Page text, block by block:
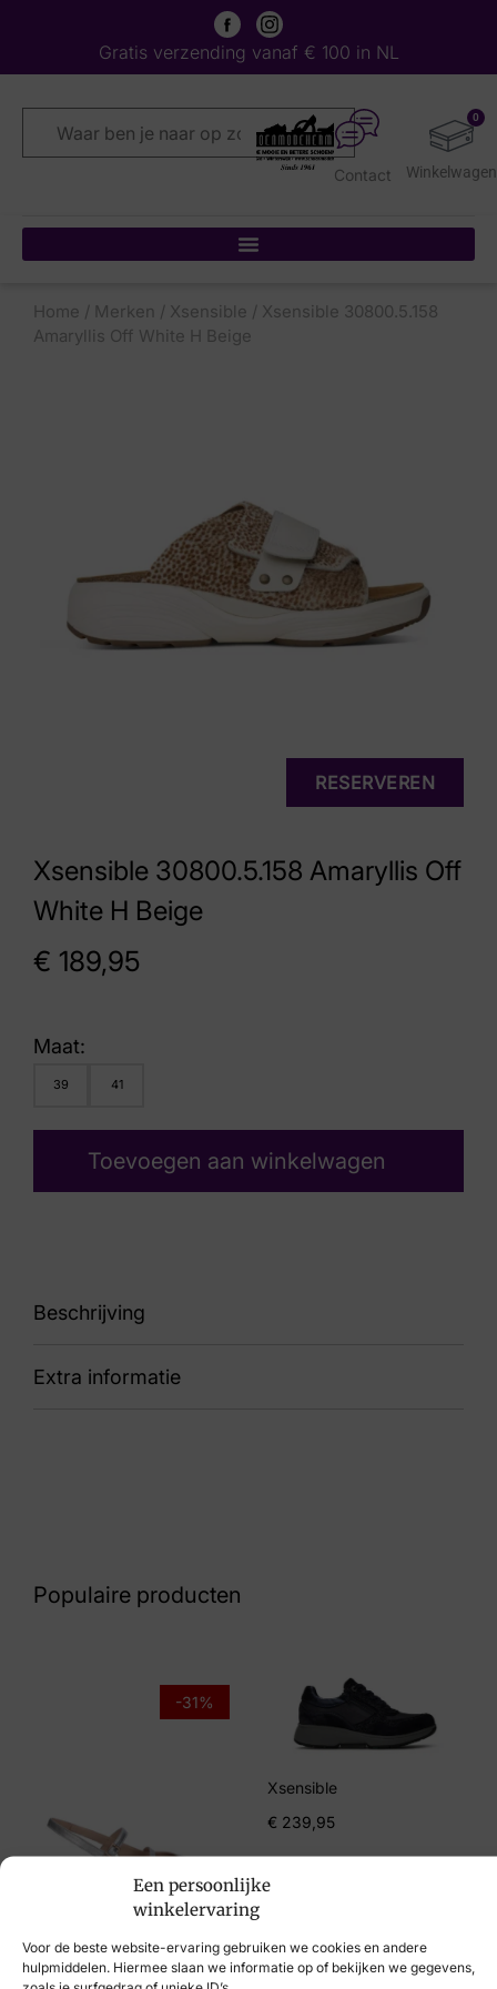
Een persoonlijke
winkelervaring
Voor de beste website-ervaring gebruiken we cookies en andere
hulpmiddelen. Hiermee slaan we informatie op of bekijken we gegevens,
Gratis verzending vanaf € 100 in NL
0
Contact
Home / Merken / Xsensible / Xsensible 30800.5.158
Amaryllis Off White H Beige
Xsensible 30800.5.158 Amaryllis Off
White H Beige
€ 189,95
RESERVEREN
Maat:
39 41
Toevoegen aan winkelwagen
Beschrijving
91 30800.5.158 Amaryllis Off White H
Extra informatie
30800.5.158 Amaryllis Off White H
Populaire producten
-31%
€129,95€89,95
Xsensible
€ 239,95